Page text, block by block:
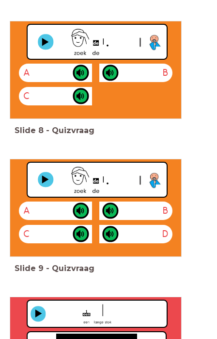
A B
C
Slide 8 - Quizvraag
A B
C D
Slide 9 - Quizvraag